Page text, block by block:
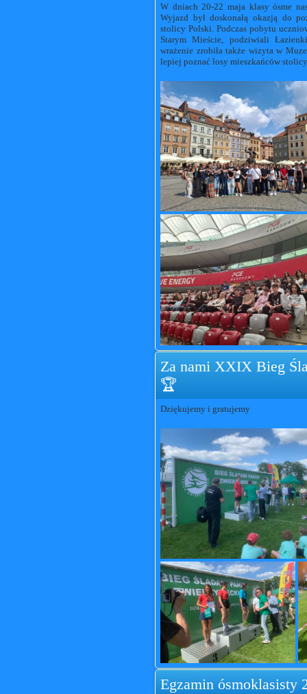
W dniach 20-22 maja klasy ósme
Wyjazd był doskonałą okazją do
stolicy Polski. Podczas pobytu
Starym Mieście, podziwiali
wrażenie zrobiła także wizyta w
lepiej poznać losy mieszkańców
Za nami XXIX Bieg
🏆
Dziękujemy i gratujemy
Egzamin ósmoklasisty